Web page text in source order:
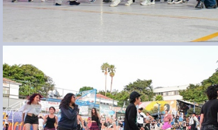
DSC 3189